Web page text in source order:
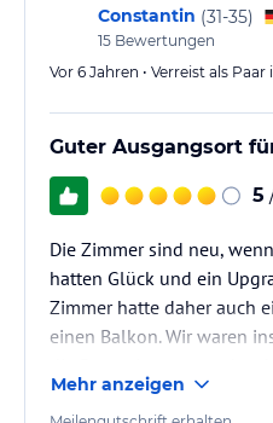
Constantin (31-35)
15 Bewertungen
Vor 6 Jahren • Verreist als
Guter Ausgangsort
5
Die Zimmer sind neu,
hatten Glück und ein
Zimmer hatte daher auch
einen Balkon. Wir waren
Mehr anzeigen